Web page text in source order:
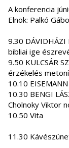
A konferencia
Elnök: Palkó
9.30
bibliai ige
9.50 KULCSÁR
érzékelés
10.10
10.30 BENGI
Cholnoky Viktor
10.50 Vita
11.30